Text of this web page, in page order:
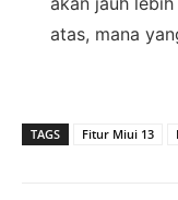
atas, mana
TAGS Fitur Miui 13